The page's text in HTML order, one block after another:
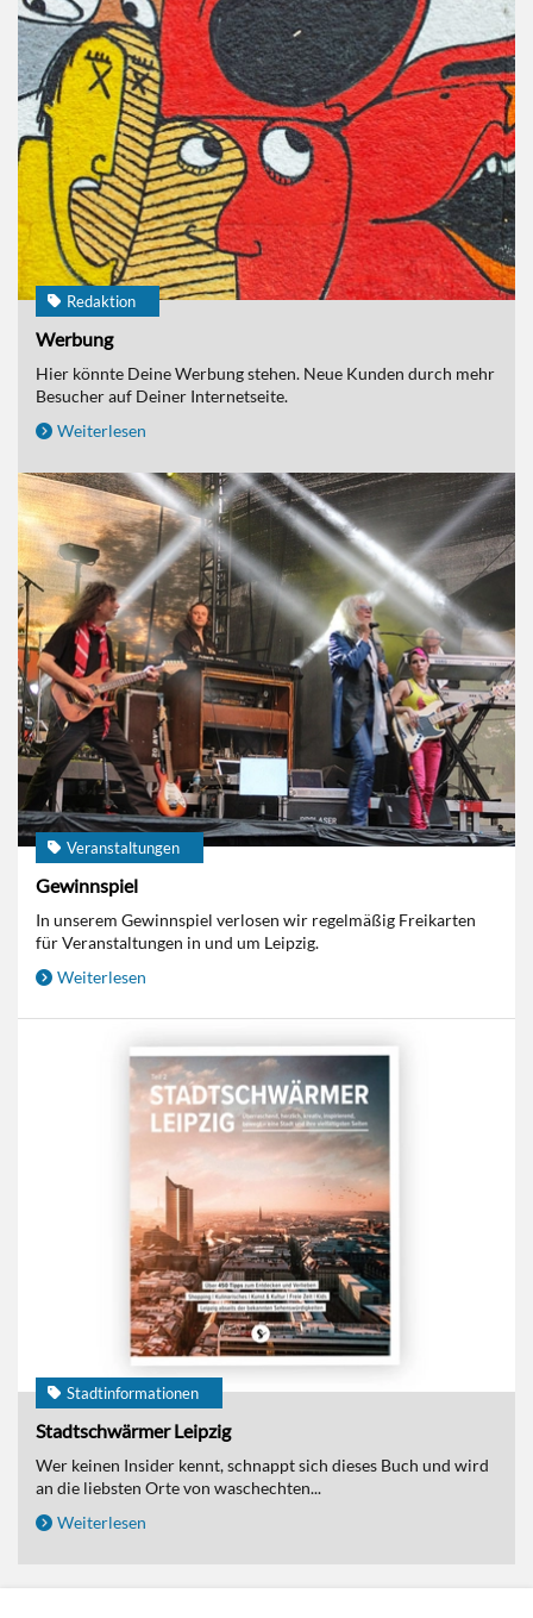
Redaktion
Werbung
Hier könnte Deine Werbung stehen. Neue Kunden durch mehr
Besucher auf Deiner Internetseite.
Weiterlesen
Veranstaltungen
Gewinnspiel
In unserem Gewinnspiel verlosen wir regelmäßig Freikarten
für Veranstaltungen in und um Leipzig.
Weiterlesen
Stadtinformationen
Stadtschwärmer Leipzig
Wer keinen Insider kennt, schnappt sich dieses Buch und wird
an die liebsten Orte von waschechten...
Weiterlesen